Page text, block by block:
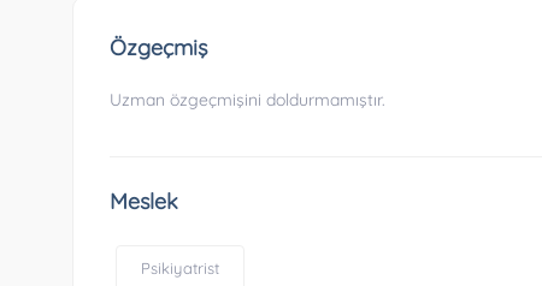
Özgeçmiş
Uzman özgeçmişini doldurmamıştır.
Meslek
Psikiyatrist